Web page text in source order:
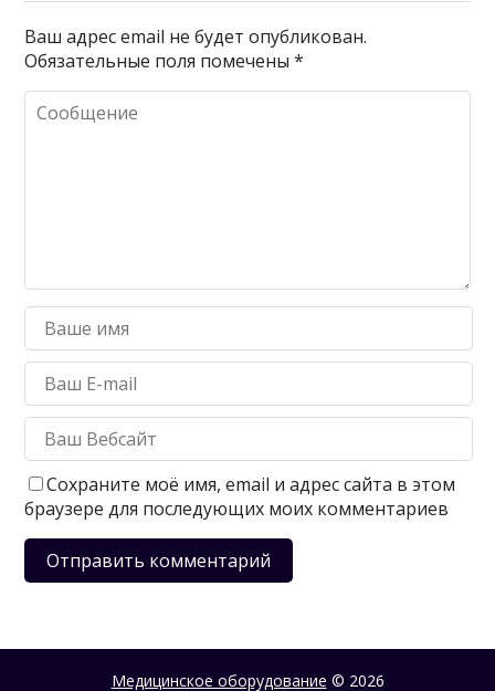
Ваш адрес email не будет опубликован.
Обязательные поля помечены*
Сохраните моё имя, email и адрес сайта в этом
браузере для последующих моих комментариев
Медицинское оборудование © 2026